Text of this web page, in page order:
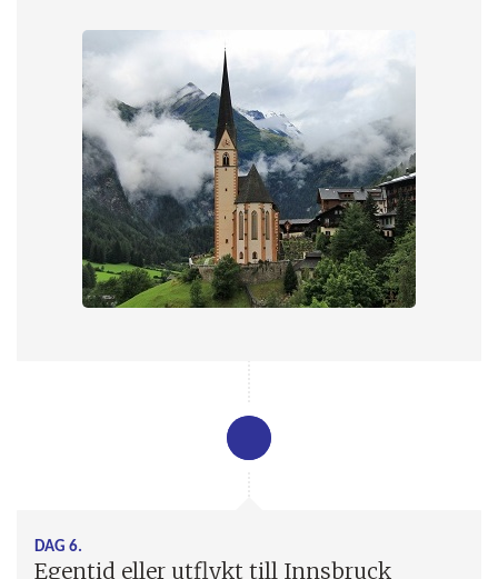
DAG 6.
Egentid eller utflykt till Innsbruck